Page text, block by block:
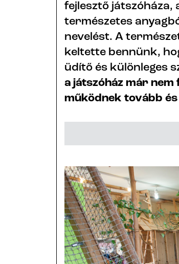
fejlesztő
természetes
nevelést. A
keltette bennünk,
üdítő és különleges
a játszóház már
működnek tovább